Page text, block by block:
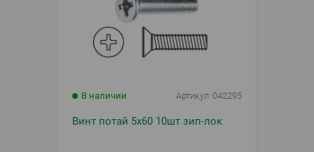
В наличии Артикул 042295
Винт потай 5х60 10шт зип-лок